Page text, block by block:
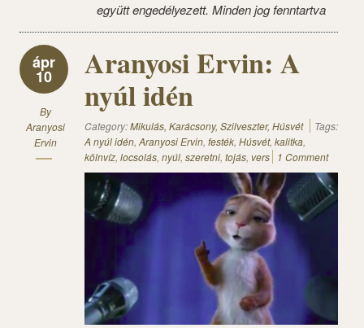
együtt engedélyezett. Minden jog fenntartva
ápr
10
By
Aranyosi
Ervin
Aranyosi Ervin: A
nyúl idén
Category:Mikulás, Karácsony, Szilveszter, Húsvét
Tags:
A nyúl idén, Aranyosi Ervin, festék, Húsvét, kalitka,
kölnvíz, locsolás, nyúl, szeretni, tojás, vers 1 Comment